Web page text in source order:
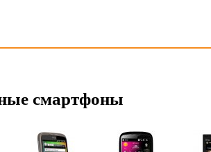
смартфоны